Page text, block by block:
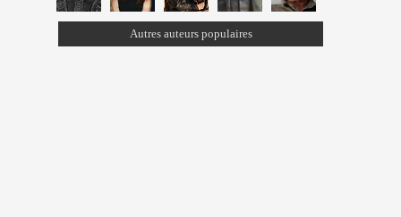
Autres auteurs populaires